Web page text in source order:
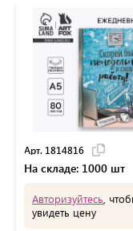
Арт. 1814816
На складе: 1000 шт
Авторизуйтесь ,
увидеть цену